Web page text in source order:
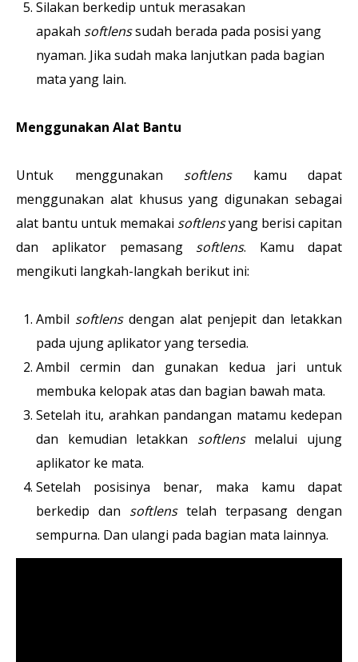
Silakan berkedip untuk merasakan
apakah softlenssudah berada pada posisi yang
nyaman. Jika sudah maka lanjutkan pada bagian
mata yang lain.
Menggunakan Alat Bantu
Untuk menggunakan softlenskamu dapat
menggunakan alat khusus yang digunakan sebagai
alat bantu untuk memakai softlensyang berisi capitan
dan aplikator pemasang softlens. Kamu dapat
mengikuti langkah-langkah berikut ini:
Ambil softlens dengan alat penjepit dan letakkan
pada ujung aplikator yang tersedia.
Ambil cermin dan gunakan kedua jari untuk
membuka kelopak atas dan bagian bawah mata.
Setelah itu, arahkan pandangan matamu kedepan
dan kemudian letakkan softlens melalui ujung
aplikator ke mata.
Setelah posisinya benar, maka kamu dapat
berkedip dan softlens telah terpasang dengan
sempurna. Dan ulangi pada bagian mata lainnya.